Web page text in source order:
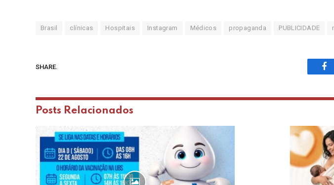
Brasil clínicas Hospitais Instagram Médicos propaganda PUBLICIDADE
SHARE.
Posts Relacionados